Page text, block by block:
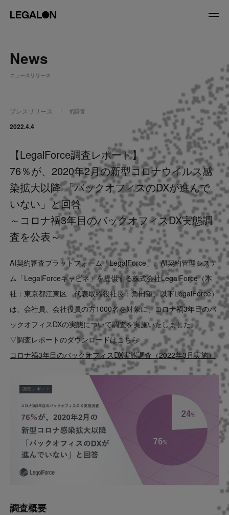
About
Service
News
Recruit
LegalOn Now
Contact
US website
News
ニュースリリース
プレスリリース #調査
2022.4.4
【LegalForce調査レポート】
76％が、2020年2月の新型コロナウイルス感
染拡大以降 「バックオフィスのDXが進んで
いない」と回答
～コロナ禍3年目のバックオフィスDX実態調
査を公表～
AI契約審査プラットフォーム「LegalForce」、AI契約管理システ
ム「LegalForceキャビネ」を提供する株式会社LegalForce（本
社：東京都江東区 代表取締役社長：角田望、以下LegalForce）
は、会社員、会社役員の方1000名を対象に、コロナ禍3年目のバ
ックオフィスDXの実態について調査を実施いたしました。
▽調査レポートのダウンロードはこちら
コロナ禍3年目のバックオフィスDX実態調査（2022年3月実施）
調査概要